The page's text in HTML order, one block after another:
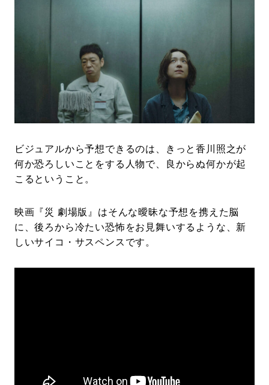
#FASHION #MUSIC #MOVIE
#SNEAKER #OUTDOOR
#SPORTS #HANDSOME HANDBOOK
ビジュアルから予想できるのは、きっと香川照之が
何か恐ろしいことをする人物で、良からぬ何かが起
こるということ。
映画『災 劇場版』はそんな曖昧な予想を携えた脳
に、後ろから冷たい恐怖をお見舞いするような、新
しいサイコ・サスペンスです。